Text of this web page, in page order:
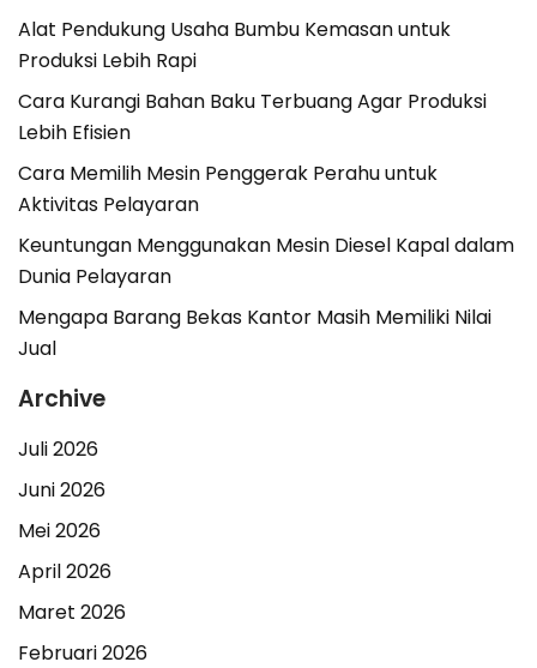
Alat Pendukung Usaha Bumbu Kemasan untuk
Produksi Lebih Rapi
Cara Kurangi Bahan Baku Terbuang Agar Produksi
Lebih Efisien
Cara Memilih Mesin Penggerak Perahu untuk
Aktivitas Pelayaran
Keuntungan Menggunakan Mesin Diesel Kapal dalam
Dunia Pelayaran
Mengapa Barang Bekas Kantor Masih Memiliki Nilai
Jual
Archive
Juli 2026
Juni 2026
Mei 2026
April 2026
Maret 2026
Februari 2026